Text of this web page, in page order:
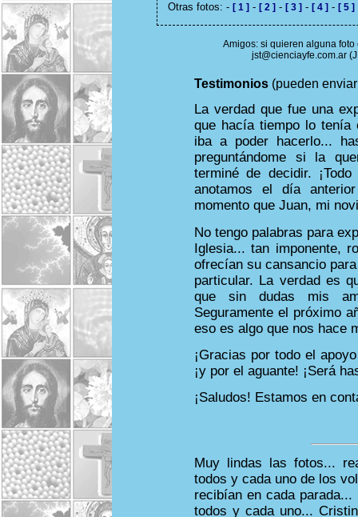
Otras fotos: - [ 1 ]- [ 2 ]- [ 3 ]- [ 4 ]- [ 5 ]
Amigos: si quieren alguna
jst@cienciayfe.com.ar
Testimonios (pueden
La verdad que fue una
que hacía tiempo lo tenía
iba a poder hacerlo...
preguntándome si la
terminé de decidir.
anotamos el día
momento que Juan, mi
No tengo palabras para
Iglesia... tan imponente,
ofrecían su cansancio
particular. La verdad es
que sin dudas mis
Seguramente el próximo
eso es algo que nos hace
¡Gracias por todo el
¡y por el aguante! ¡Será
¡Saludos! Estamos en
Muy lindas las fotos...
todos y cada uno de los
recibían en cada
todos y cada uno...